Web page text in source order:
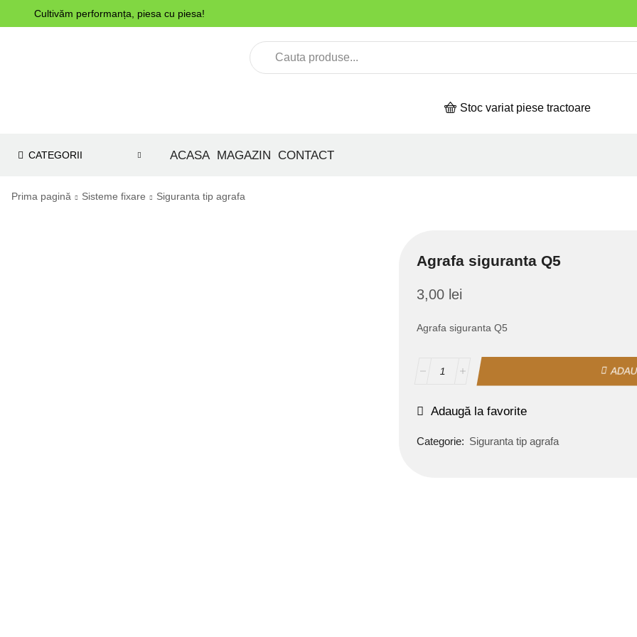
Cultivăm performanța, piesa cu piesa!
Stoc variat piese tractoare
CATEGORII ACASA MAGAZIN CONTACT
Prima pagină Sisteme fixare Siguranta tip agrafa
Agrafa siguranta Q5
3,00 lei
Agrafa siguranta Q5
Adaugă la favorite
Categorie: Siguranta tip agrafa